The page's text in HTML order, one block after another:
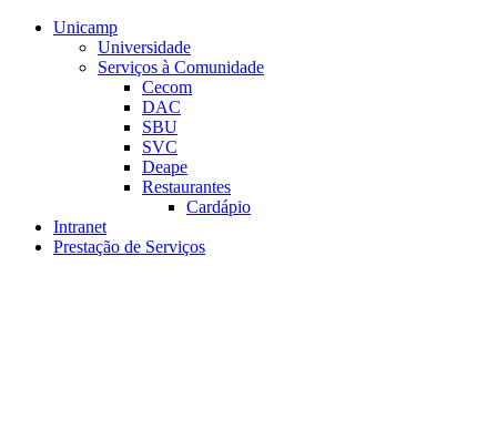
Conteúdo principal
Unicamp
Universidade
Serviços à Comunidade
Cecom
DAC
SBU
SVC
Deape
Restaurantes
Cardápio
Intranet
Prestação de Serviços